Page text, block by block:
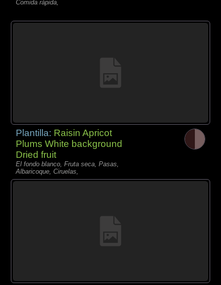
Comida rápida,
Plantilla: Raisin Apricot
Plums White background
Dried fruit
El fondo blanco, Fruta seca, Pasas,
Albaricoque, Ciruelas,